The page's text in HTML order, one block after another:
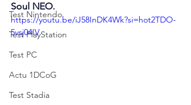
Test Nintendo
Test PlayStation
Test PC
Actu 1DCoG
Test Stadia
Soul NEO.
https://youtu.be/iJ58InDK4Wk?si=hot2TDO-
5vsj04IV